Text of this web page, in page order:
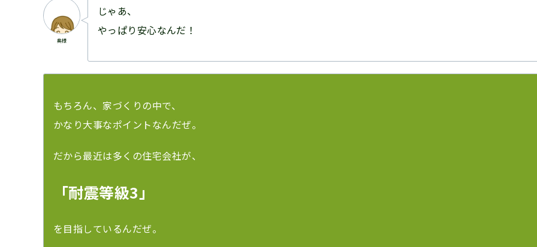
奥様
じゃあ、
やっぱり安心なんだ！
もちろん、家づくりの中で、
かなり大事なポイントなんだぜ。
だから最近は多くの住宅会社が、
「耐震等級3」
を目指しているんだぜ。